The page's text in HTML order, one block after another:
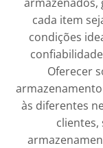
cada item
condições
Oferecer
às diferentes
clientes,